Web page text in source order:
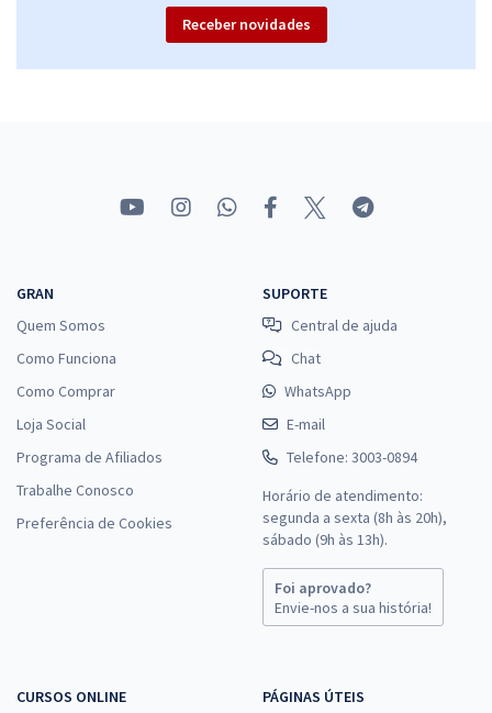
Receber novidades
GRAN
Quem Somos
Como Funciona
Como Comprar
Loja Social
Programa de Afiliados
Trabalhe Conosco
Preferência de Cookies
SUPORTE
Central de ajuda
Chat
WhatsApp
E-mail
Telefone: 3003-0894
Horário de atendimento:
segunda a sexta (8h às 20h),
sábado (9h às 13h).
Foi aprovado?
Envie-nos a sua história!
CURSOS ONLINE PÁGINAS ÚTEIS